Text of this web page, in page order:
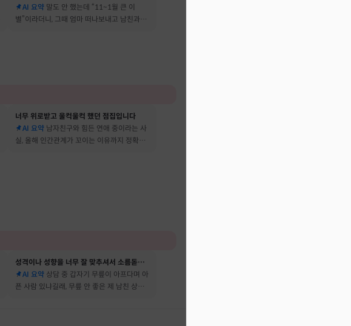
AI 요약 말도 안 했는데 “11~1월 큰 이
별”이라더니, 그때 엄마 떠나보내고 남친과도
너무 위로받고 울컥울컥 했던 점집입니다
AI 요약 남자친구와 힘든 연애 중이라는 사
실, 올해 인간관계가 꼬이는 이유까지 정확히
성격이나 성향을 너무 잘 맞추셔서 소름돋았어요
AI 요약 상담 중 갑자기 무릎이 아프다며 아
픈 사람 있냐길래, 무릎 안 좋은 제 남친 상태